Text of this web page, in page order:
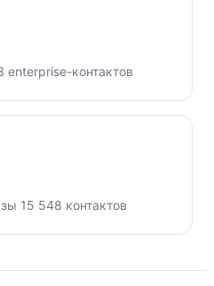
enterprise-контактов
15 548 контактов